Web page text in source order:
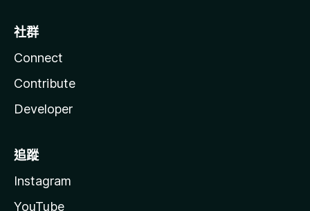
社群
Connect
Contribute
Developer
追蹤
Instagram
YouTube